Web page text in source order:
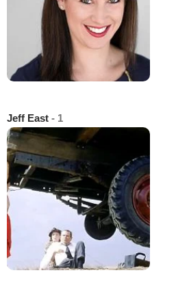
Jeff East - 1